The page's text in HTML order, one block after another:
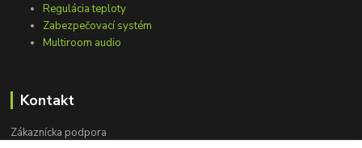
Regulácia teploty
Zabezpečovací systém
Multiroom audio
Kontakt
Zákaznícka podpora